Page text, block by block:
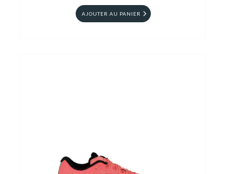
AJOUTER AU PANIER